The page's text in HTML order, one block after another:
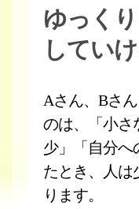
ゆっく
してい
Aさん、Bさ
のは、「小さ
少」「自分へ
たとき、人は
ります。